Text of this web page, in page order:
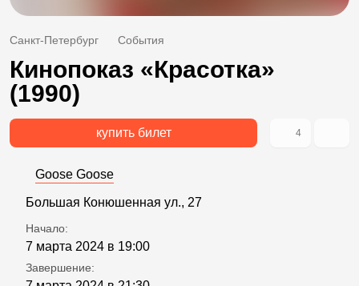
Санкт-Петербург События
Кинопоказ «Красотка»
(1990)
купить билет 4
Goose Goose
Большая Конюшенная ул., 27
Начало:
7 марта 2024 в 19:00
Завершение: